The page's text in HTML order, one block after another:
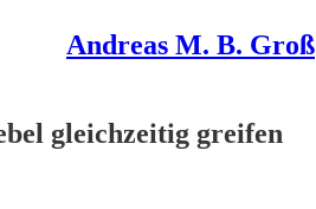
Andreas M. B. Groß
gleichzeitig greifen